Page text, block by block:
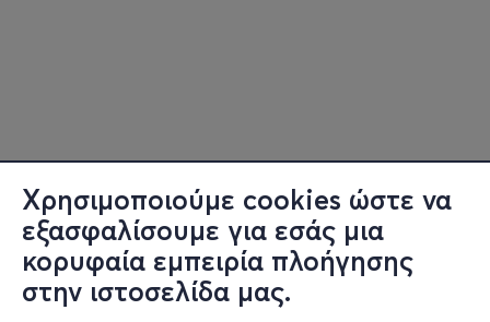
Χρησιμοποιούμε cookies ώστε να
εξασφαλίσουμε για εσάς μια
κορυφαία εμπειρία πλοήγησης
στην ιστοσελίδα μας.